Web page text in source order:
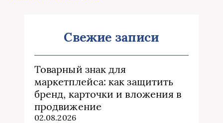
Свежие записи
Товарный знак для
маркетплейса: как защитить
бренд, карточки и вложения в
продвижение
02.08.2026